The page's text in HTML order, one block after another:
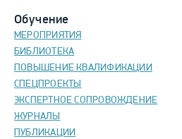
Обучение
МЕРОПРИЯТИЯ
БИБЛИОТЕКА
ПОВЫШЕНИЕ КВАЛИФИКАЦИИ
СПЕЦПРОЕКТЫ
ЭКСПЕРТНОЕ СОПРОВОЖДЕНИЕ
ЖУРНАЛЫ
ПУБЛИКАЦИИ